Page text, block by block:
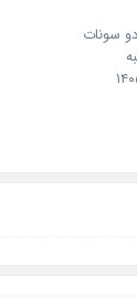
سونات